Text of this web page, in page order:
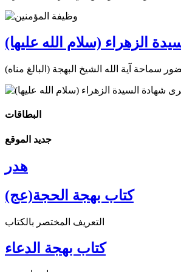
الزهراء (سلام الله عليها)
سماحة آية الله الشيخ البهجة (البالغ مناه)
البطاقات
جديد الموقع
هدر
كتاب بهجة الحجة(عج)
التعريف المختصر بالكتاب
كتاب بهجة الدعاء